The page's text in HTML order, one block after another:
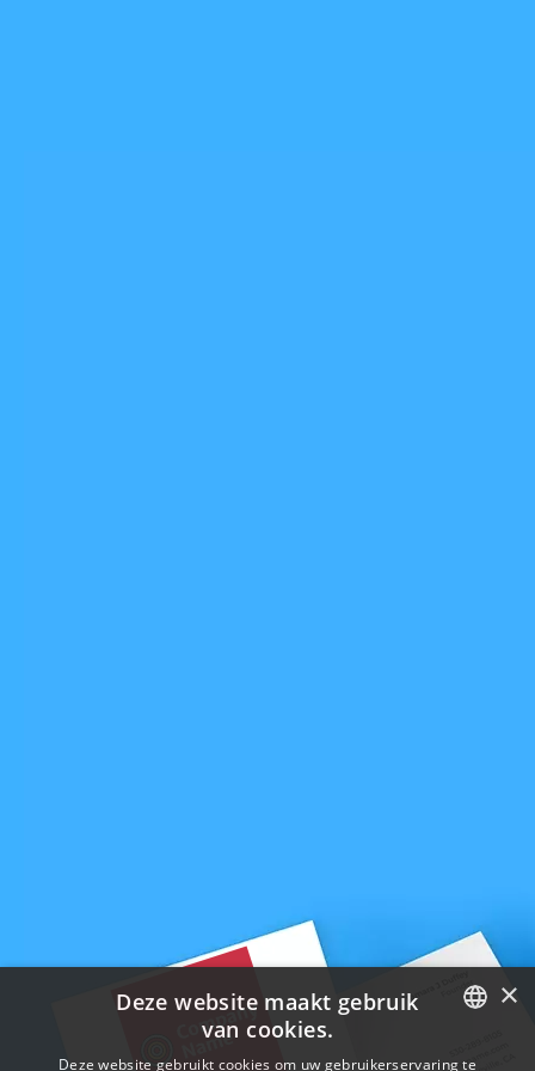
ENGLISH
×
Deze website maakt gebruik
van cookies.
Deze website gebruikt cookies om uw gebruikerservaring te